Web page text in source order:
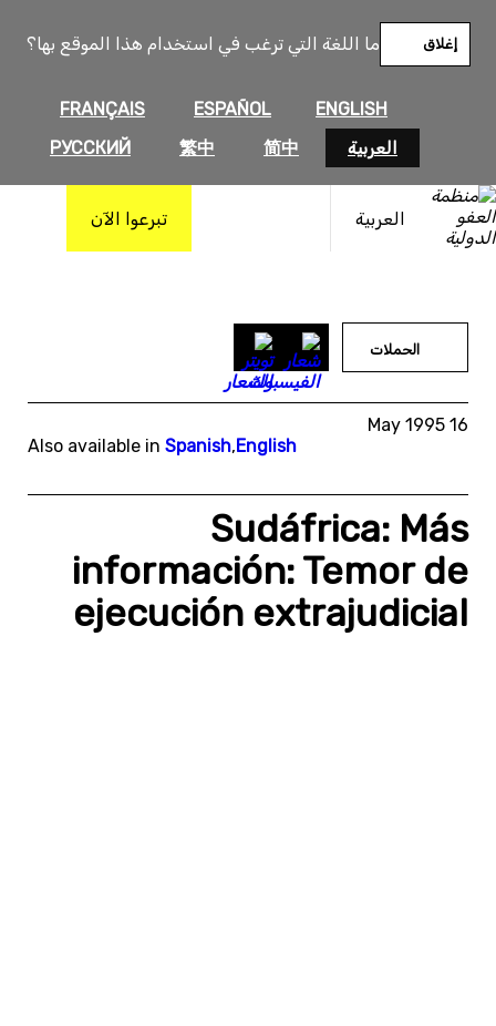
ما اللغة التي ترغب في استخدام هذا الموقع بها؟
ENGLISH
ESPAÑOL
FRANÇAIS
العربية
简中
繁中
РУССКИЙ
إغلاق
العربية تبرعوا الآن
المحتوى
الحملات
16 May 1995
Also available in Spanish,English
Sudáfrica: Más
información: Temor de
ejecución extrajudicial